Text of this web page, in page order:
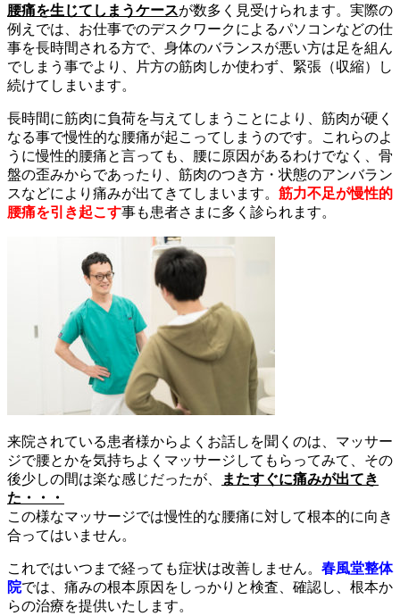
腰痛を生じてしまうケースが数多く見受けられます。実際の
例えでは、お仕事でのデスクワークによるパソコンなどの仕
事を長時間される方で、身体のバランスが悪い方は足を組ん
でしまう事でより、片方の筋肉しか使わず、緊張（収縮）し
続けてしまいます。
長時間に筋肉に負荷を与えてしまうことにより、筋肉が硬く
なる事で慢性的な腰痛が起こってしまうのです。これらのよ
うに慢性的腰痛と言っても、腰に原因があるわけでなく、骨
盤の歪みからであったり、筋肉のつき方・状態のアンバラン
スなどにより痛みが出てきてしまいます。 筋力不足が慢性的
腰痛を引き起こす事も患者さまに多く診られます。
来院されている患者様からよくお話しを聞くのは、マッサー
ジで腰とかを気持ちよくマッサージしてもらってみて、その
後少しの間は楽な感じだったが、
またすぐに痛みが出てき
た・・・
この様なマッサージでは慢性的な腰痛に対して根本的に向き
合ってはいません。
これではいつまで経っても症状は改善しません。 春風堂整体
院では、痛みの根本原因をしっかりと検査、確認し、根本か
らの治療を提供いたします。